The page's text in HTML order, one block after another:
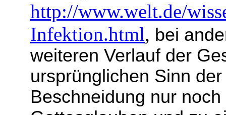
http://www.welt.de/
Infektion.html, bei
weiteren Verlauf der
ursprünglichen Sinn
Beschneidung nur